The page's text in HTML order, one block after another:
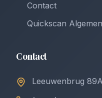
Contact
Quickscan
Contact
Leeuwenbrug